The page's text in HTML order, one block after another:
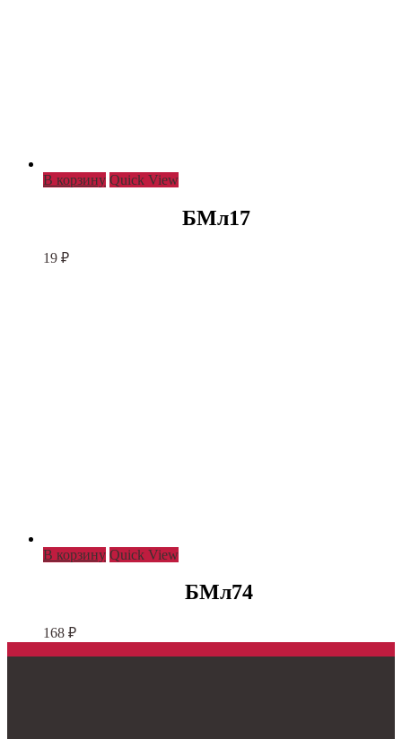
В корзину Quick View
БМл17
19 ₽
В корзину Quick View
БМл74
168 ₽